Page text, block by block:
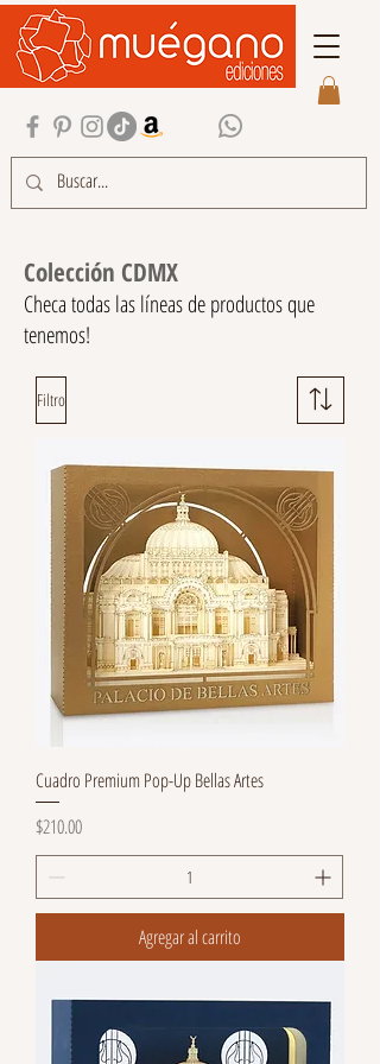
Colección CDMX
Checa todas las líneas de productos que
tenemos!
Filtro
Cuadro Premium Pop-Up Bellas Artes
Precio
$210.00
Agregar al carrito